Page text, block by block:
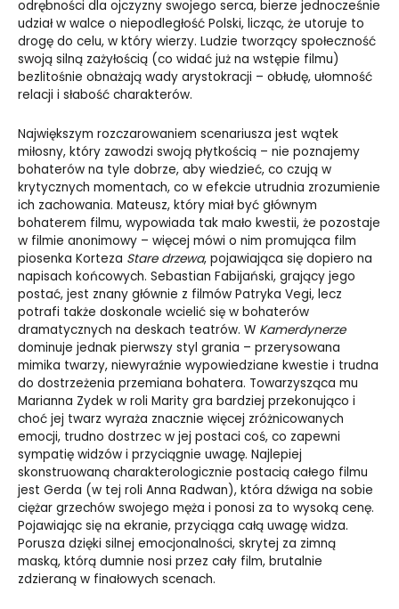
odrębności dla ojczyzny swojego serca, bierze jednocześnie
udział w walce o niepodległość Polski, licząc, że utoruje to
drogę do celu, w który wierzy. Ludzie tworzący społeczność
swoją silną zażyłością (co widać już na wstępie filmu)
bezlitośnie obnażają wady arystokracji – obłudę, ułomność
relacji i słabość charakterów.
Największym rozczarowaniem scenariusza jest wątek
miłosny, który zawodzi swoją płytkością – nie poznajemy
bohaterów na tyle dobrze, aby wiedzieć, co czują w
krytycznych momentach, co w efekcie utrudnia zrozumienie
ich zachowania. Mateusz, który miał być głównym
bohaterem filmu, wypowiada tak mało kwestii, że pozostaje
w filmie anonimowy – więcej mówi o nim promująca film
piosenka Korteza Stare drzewa, pojawiająca się dopiero na
napisach końcowych. Sebastian Fabijański, grający jego
postać, jest znany głównie z filmów Patryka Vegi, lecz
potrafi także doskonale wcielić się w bohaterów
dramatycznych na deskach teatrów. W Kamerdynerze
dominuje jednak pierwszy styl grania – przerysowana
mimika twarzy, niewyraźnie wypowiedziane kwestie i trudna
do dostrzeżenia przemiana bohatera. Towarzysząca mu
Marianna Zydek w roli Marity gra bardziej przekonująco i
choć jej twarz wyraża znacznie więcej zróżnicowanych
emocji, trudno dostrzec w jej postaci coś, co zapewni
sympatię widzów i przyciągnie uwagę. Najlepiej
skonstruowaną charakterologicznie postacią całego filmu
jest Gerda (w tej roli Anna Radwan), która dźwiga na sobie
ciężar grzechów swojego męża i ponosi za to wysoką cenę.
Pojawiając się na ekranie, przyciąga całą uwagę widza.
Porusza dzięki silnej emocjonalności, skrytej za zimną
maską, którą dumnie nosi przez cały film, brutalnie
zdzieraną w finałowych scenach.